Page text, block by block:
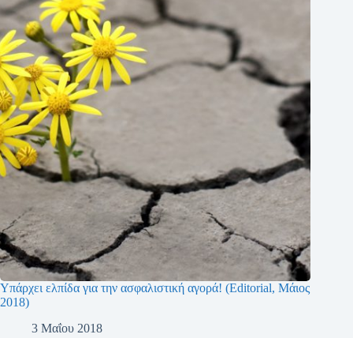
Υπάρχει ελπίδα για την ασφαλιστική αγορά! (Editorial, Μάιος
2018)
3 Μαΐου 2018